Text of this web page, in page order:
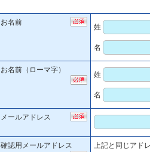
お名前
姓
名
お名前（ローマ字）
姓
名
メールアドレス
確認用メールアドレス 上記と同じアド